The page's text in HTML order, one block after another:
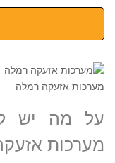
מערכות אזעקה רמלה
על מה יש
מערכות